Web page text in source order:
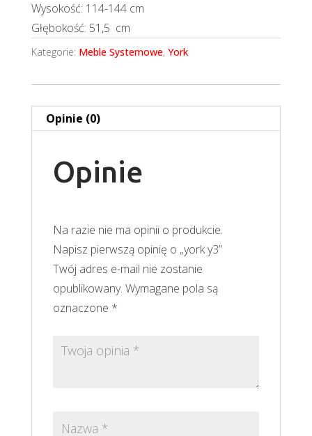
Wysokość: 114-144 cm
Głębokość: 51,5 cm
Kategorie: Meble Systemowe, York
Opinie (0)
Opinie
Na razie nie ma opinii o produkcie.
Napisz pierwszą opinię o „york y3”
Twój adres e-mail nie zostanie
opublikowany. Wymagane pola są
oznaczone *